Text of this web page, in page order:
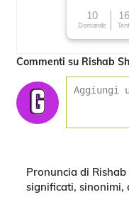
10
Domande
Commenti su Rishab
Pronuncia di
significati, sinonimi,